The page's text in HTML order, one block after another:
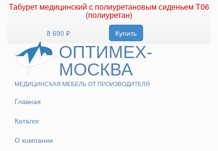
Табурет медицинский с полиуретановым сиденьем Т06
(полиуретан)
8 690 ₽ Купить
ОПТИМЕХ-
МОСКВА
МЕДИЦИНСКАЯ МЕБЕЛЬ ОТ ПРОИЗВОДИТЕЛЯ
Главная
Каталог
О компании